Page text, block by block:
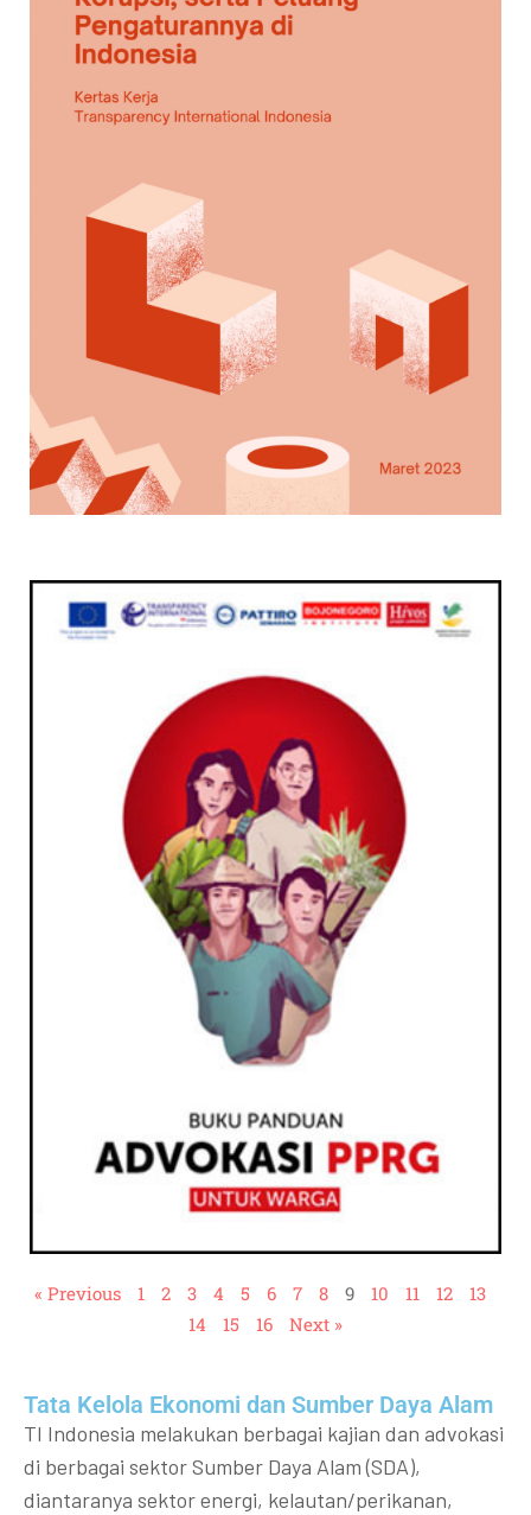
« Previous 1 2 3 4 5 6 7 8 9 10 11 12
13
14
15 16 Next »
Tata Kelola Ekonomi dan Sumber Daya Alam
TI Indonesia melakukan berbagai kajian dan advokasi
di berbagai sektor Sumber Daya Alam (SDA),
diantaranya sektor energi, kelautan/perikanan,